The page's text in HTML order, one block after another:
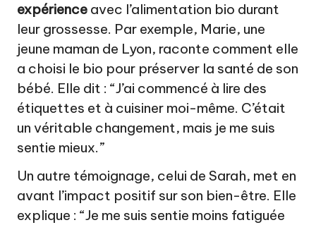
expérience avec l’alimentation bio durant
leur grossesse. Par exemple, Marie, une
jeune maman de Lyon, raconte comment elle
a choisi le bio pour préserver la santé de son
bébé. Elle dit : “J’ai commencé à lire des
étiquettes et à cuisiner moi-même. C’était
un véritable changement, mais je me suis
sentie mieux.”
Un autre témoignage, celui de Sarah, met en
avant l’impact positif sur son bien-être. Elle
explique : “Je me suis sentie moins fatiguée